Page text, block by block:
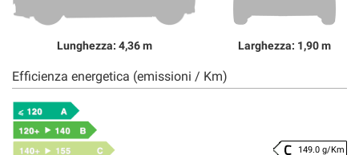
Lunghezza: 4,36 m Larghezza: 1,90 m
Efficienza energetica (emissioni / Km)
149.0 g/Km